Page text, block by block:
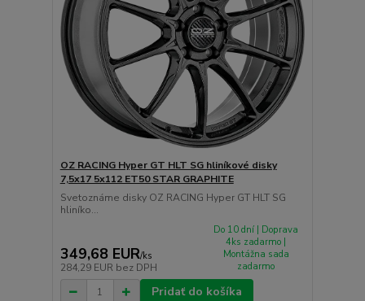
OZ RACING Hyper GT HLT SG hliníkové disky
7,5x17 5x112 ET50 STAR GRAPHITE
Svetoznáme disky OZ RACING Hyper GT HLT SG
hliníko...
349,68 EUR/ks
284,29 EUR bez DPH
Do 10 dní | Doprava
4ks zadarmo |
Montážna sada
zadarmo
Pridať do košíka